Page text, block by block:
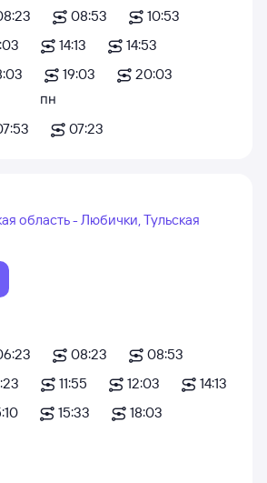
08:53
10:53
14:13
14:53
19:03
20:03
пн
07:23
область - Любички, Тульская
08:23
08:53
11:55 12:03
14:13
15:33
18:03